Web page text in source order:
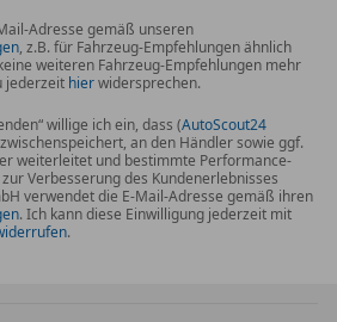
bei uns möglich !!
die Haustüre möglich !!
möglich !!
stehen wir ihnen gerne unter
zur Verfügung !
Probefahrten nur nach
Adresse gemäß unseren
, z.B. für Fahrzeug-Empfehlungen ähnlich
weiteren Fahrzeug-Empfehlungen mehr
jederzeit hierwidersprechen.
willige ich ein, dass (AutoScout24
an den Händler sowie ggf.
weiterleitet und bestimmte Performance-
Verbesserung des Kundenerlebnisses
verwendet die E-Mail-Adresse gemäß ihren
. Ich kann diese Einwilligung jederzeit mit
.